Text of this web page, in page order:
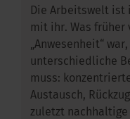
Die Arbeitswelt ist
mit ihr. Was
„Anwesenheit“
unterschiedliche
muss:
Austausch,
zuletzt